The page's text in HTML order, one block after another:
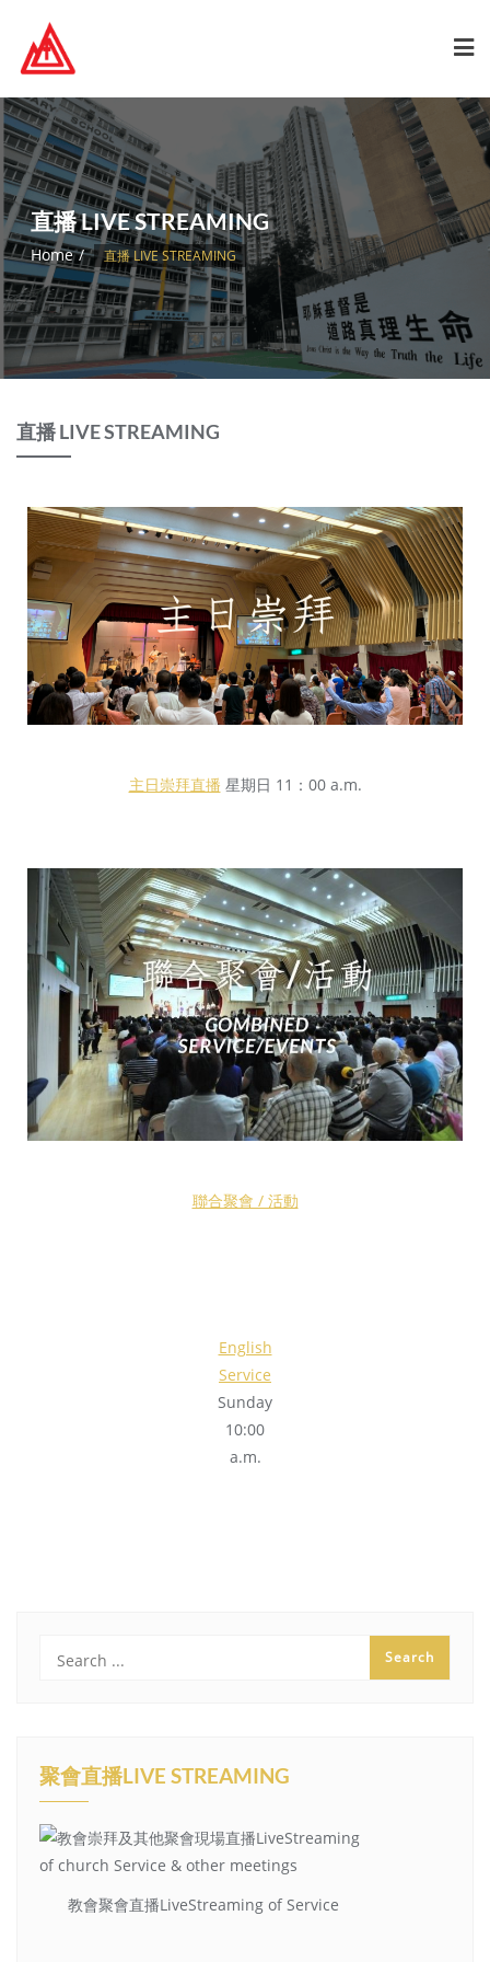
直播 LIVE STREAMING
Home 直播 LIVE STREAMING
直播 LIVE STREAMING
主日崇拜直播 星期日 11：00 a.m.
聯合聚會 / 活動
English
Service
Sunday
10:00
a.m.
聚會直播LIVE STREAMING
教會聚會直播LiveStreaming of Service